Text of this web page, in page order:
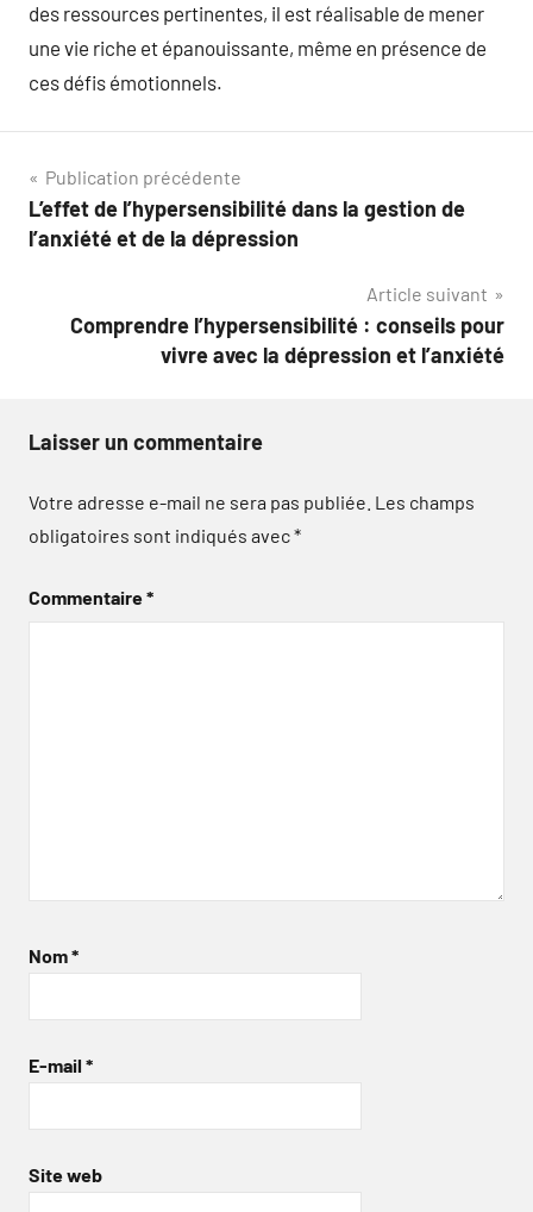
des ressources pertinentes, il est réalisable de mener
une vie riche et épanouissante, même en présence de
ces défis émotionnels.
Navigation
de
Publication précédente
L’effet de l’hypersensibilité dans la gestion de
l’anxiété et de la dépression
Article suivant
Comprendre l’hypersensibilité : conseils pour
vivre avec la dépression et l’anxiété
Laisser un commentaire
Votre adresse e-mail ne sera pas publiée. Les champs
obligatoires sont indiqués avec*
Commentaire*
Nom*
E-mail *
Site web